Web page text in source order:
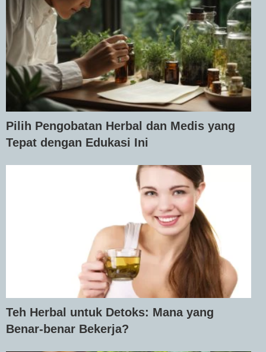
Pilih Pengobatan Herbal dan Medis yang
Tepat dengan Edukasi Ini
Teh Herbal untuk Detoks: Mana yang
Benar-benar Bekerja?